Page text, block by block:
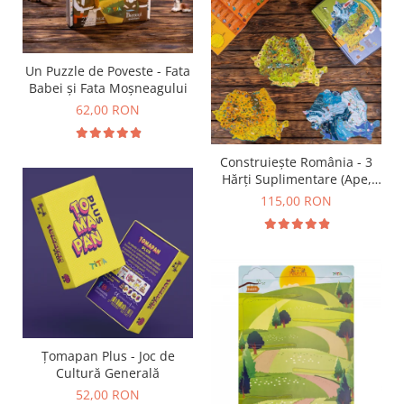
Un Puzzle de Poveste - Fata
Babei și Fata Moșneagului
62,00 RON
Construiește România - 3
Hărți Suplimentare (Ape,
Resurse, Vegetație și Faună)
115,00 RON
Țomapan Plus - Joc de
Cultură Generală
52,00 RON